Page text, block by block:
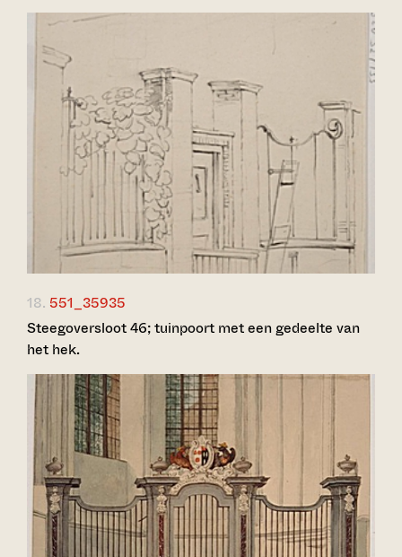
18. 551_35935
Steegoversloot 46; tuinpoort met een gedeelte van
het hek.